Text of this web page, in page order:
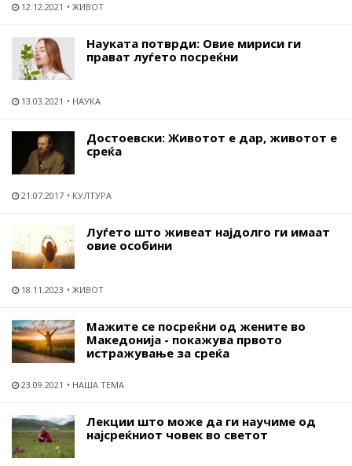
12.12.2021 ЖИВОТ
Науката потврди: Овие мириси ги
прават луѓето посреќни
13.03.2021 НАУКА
Достоевски: Животот е дар, животот е
среќа
21.07.2017 КУЛТУРА
Луѓето што живеат најдолго ги имаат
овие особини
18.11.2023 ЖИВОТ
Мажите се посреќни од жените во
Македонија - покажува првото
истражување за среќа
23.09.2021 НАША ТЕМА
Лекции што може да ги научиме од
најсреќниот човек во светот